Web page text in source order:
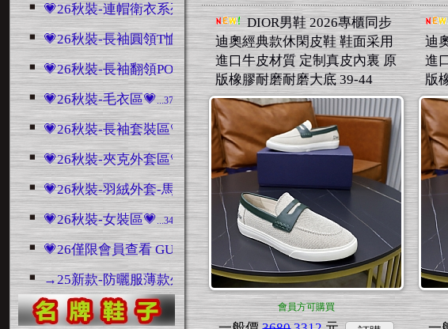
💗26秋裝-連帽衛衣系列💗...768
💗26秋裝-長袖圓領T恤💗...1379
💗26秋裝-長袖翻領POLO衫💗...287
💗26秋裝-毛衣區💗 ...3707
💗26秋裝-長袖套裝區💗...3046
💗26秋裝-夾克外套區💗...4432
💗26秋裝-羽絨外套-馬甲區💗 ...1489
💗26秋裝-女裝區💗...345
💗26僅限會員查看 GUCCI系列💗
→25新款-防曬服薄款外套...196
DIOR男鞋 2026專櫃同步
迪奧經典款休閑皮鞋 鞋面采用
進口牛皮材質 定制真皮內裏 原
版橡膠耐磨耐磨大底 39-44
會員方可購買
迪
進
版